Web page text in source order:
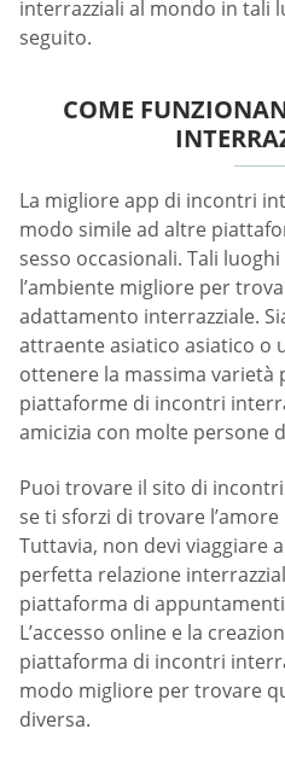
interrazziali al mondo in tali
seguito.
COME
La migliore app di incontri
modo simile ad altre
sesso occasionali. Tali
l’ambiente migliore per
adattamento interrazziale.
attraente asiatico asiatico o
ottenere la massima varietà
piattaforme di incontri
amicizia con molte persone
Puoi trovare il sito di
se ti sforzi di trovare
Tuttavia, non devi viaggiare
perfetta relazione
piattaforma di
L’accesso online e la
piattaforma di incontri
modo migliore per trovare
diversa.